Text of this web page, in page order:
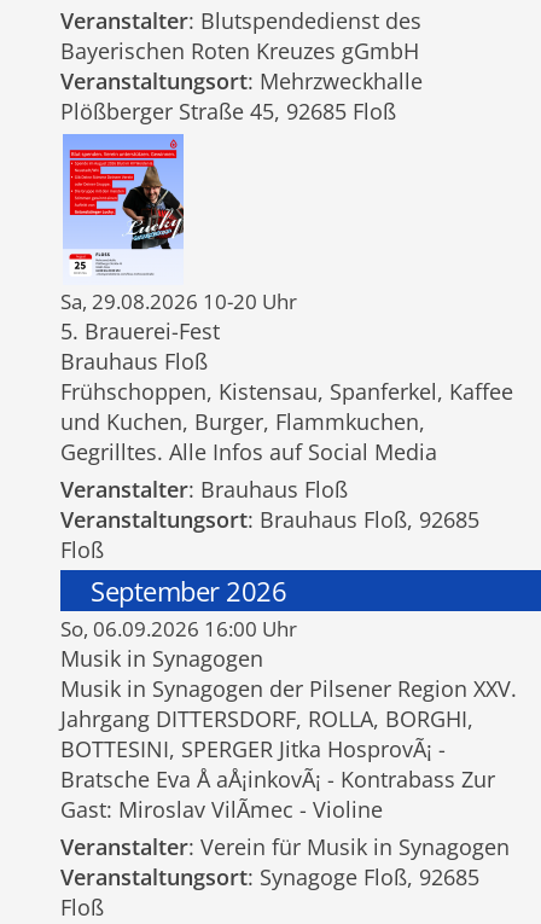
Veranstalter: Blutspendedienst des
Bayerischen Roten Kreuzes gGmbH
Veranstaltungsort: Mehrzweckhalle
Plößberger Straße 45, 92685 Floß
Sa, 29.08.2026 10-20 Uhr
5. Brauerei-Fest
Brauhaus Floß
Frühschoppen, Kistensau, Spanferkel, Kaffee
und Kuchen, Burger, Flammkuchen,
Gegrilltes. Alle Infos auf Social Media
Veranstalter: Brauhaus Floß
Veranstaltungsort: Brauhaus Floß, 92685
Floß
September 2026
So, 06.09.2026 16:00 Uhr
Musik in Synagogen
Musik in Synagogen der Pilsener Region XXV.
Jahrgang DITTERSDORF, ROLLA, BORGHI,
BOTTESINI, SPERGER Jitka HosprovÃ¡ -
Bratsche Eva Å aÅ¡inkovÃ¡ - Kontrabass Zur
Gast: Miroslav VilÃ­mec - Violine
Veranstalter: Verein für Musik in Synagogen
Veranstaltungsort: Synagoge Floß, 92685
Floß